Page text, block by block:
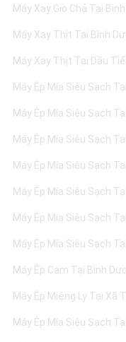
Máy Xay Giò Chả Tại
Máy Xay Thịt Tại Bình
Máy Xay Thịt Tại Dầu
Máy Ép Mía Siêu Sạch
Máy Ép Mía Siêu Sạch
Máy Ép Mía Siêu Sạch
Máy Ép Mía Siêu Sạch
Máy Ép Mía Siêu Sạch
Máy Ép Mía Siêu Sạch
Máy Ép Mía Siêu Sạch
Máy Ép Cam Tại Bình
Máy Ép Miệng Ly Tại Xã
Máy Ép Mía Siêu Sạch